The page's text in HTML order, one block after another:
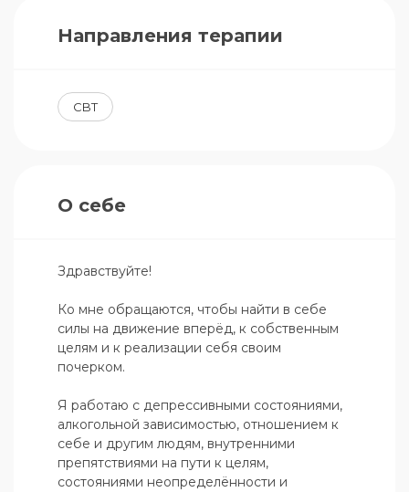
Направления терапии
CBT
О себе
Здравствуйте!
Ко мне обращаются, чтобы найти в себе
силы на движение вперёд, к собственным
целям и к реализации себя своим
почерком.
Я работаю с депрессивными состояниями,
алкогольной зависимостью, отношением к
себе и другим людям, внутренними
препятствиями на пути к целям,
состояниями неопределённости и